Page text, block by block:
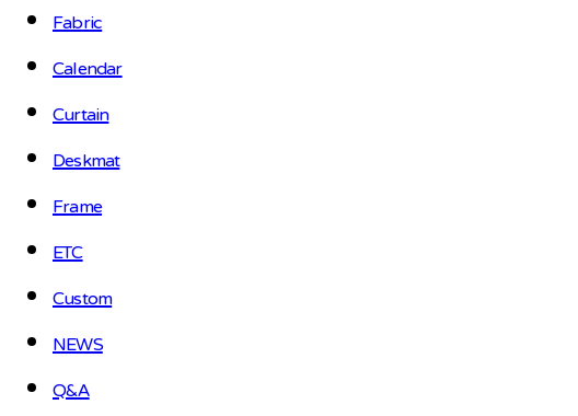
Fabric
Calendar
Curtain
Deskmat
Frame
ETC
Custom
NEWS
Q&A